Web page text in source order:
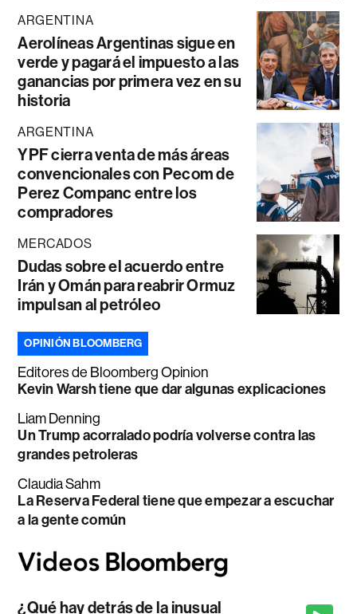
ARGENTINA
Aerolíneas Argentinas sigue en
verde y pagará el impuesto a las
ganancias por primera vez en su
historia
ARGENTINA
YPF cierra venta de más áreas
convencionales con Pecom de
Perez Companc entre los
compradores
MERCADOS
Dudas sobre el acuerdo entre
Irán y Omán para reabrir Ormuz
impulsan al petróleo
OPINIÓN BLOOMBERG
Editores de Bloomberg Opinion
Kevin Warsh tiene que dar algunas explicaciones
Liam Denning
Un Trump acorralado podría volverse contra las
grandes petroleras
Claudia Sahm
La Reserva Federal tiene que empezar a escuchar
a la gente común
¿Qué hay detrás de la inusual